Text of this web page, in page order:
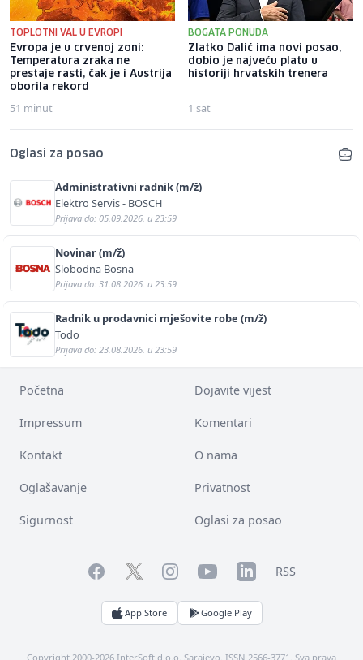
TOPLOTNI VAL U EVROPI
Evropa je u crvenoj zoni:
Temperatura zraka ne
prestaje rasti, čak je i Austrija
oborila rekord
51 minut
BOGATA PONUDA
Zlatko Dalić ima novi posao,
dobio je najveću platu u
historiji hrvatskih trenera
1 sat
Oglasi za posao
Administrativni radnik (m/ž)
Elektro Servis - BOSCH
Prijava do: 05.09.2026. u 23:59
Novinar (m/ž)
Slobodna Bosna
Prijava do: 31.08.2026. u 23:59
Radnik u prodavnici mješovite robe (m/ž)
Todo
Prijava do: 23.08.2026. u 23:59
Početna Dojavite vijest
Impressum Komentari
Kontakt O nama
Oglašavanje Privatnost
Sigurnost Oglasi za posao
FacebookTwitterInstagramYouTubeLinkedInRSS
App Store Google Play
Copyright 2000-2026 InterSoft d.o.o. Sarajevo. ISSN 2566-3771. Sva prava